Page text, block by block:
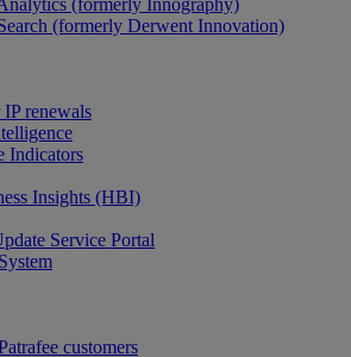
(formerly Innography)
(formerly Derwent Innovation)
renewals
Indicators
Insights (HBI)
Service Portal
customers